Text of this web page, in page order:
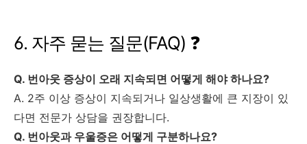
6. 자주 묻는 질문(FAQ) ❓
Q. 번아웃 증상이 오래 지속되면 어떻게 해야 하나요?
A. 2주 이상 증상이 지속되거나 일상생활에 큰 지장이 있
다면 전문가 상담을 권장합니다.
Q. 번아웃과 우울증은 어떻게 구분하나요?